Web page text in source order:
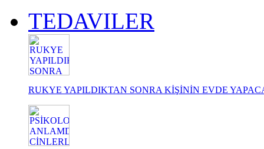
TEDAVILER
RUKYE YAPILDIKTAN SONRA KİŞİNİN EVDE